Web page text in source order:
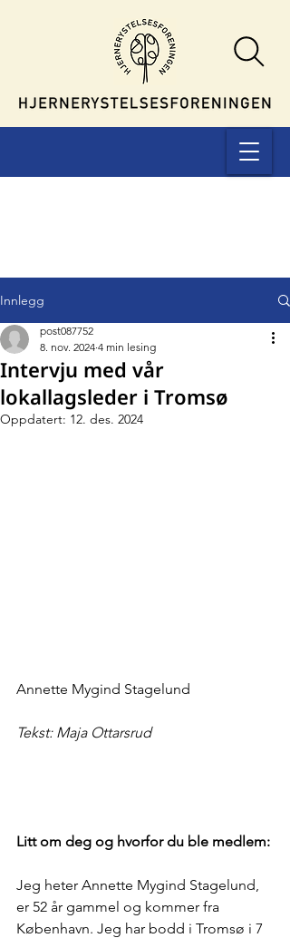
Innlegg
Intervju med vår
lokallagsleder i Tromsø
post087752
8. nov. 2024 4 min lesing
Oppdatert: 12. des. 2024
Annette Mygind Stagelund
Tekst: Maja Ottarsrud
Litt om deg og hvorfor du ble medlem:
Jeg heter Annette Mygind Stagelund,
er 52 år gammel og kommer fra
København. Jeg har bodd i Tromsø i 7